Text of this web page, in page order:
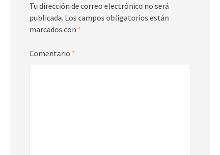
Tu dirección de correo electrónico no será
publicada. Los campos obligatorios están
marcados con *
Comentario *